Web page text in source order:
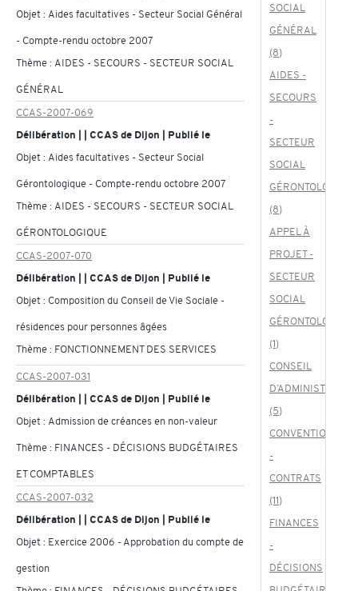
Objet : Aides facultatives - Secteur Social Général
- Compte-rendu octobre 2007
Thème : AIDES - SECOURS - SECTEUR SOCIAL
GÉNÉRAL
CCAS-2007-069
Délibération | | CCAS de Dijon | Publié le
Objet : Aides facultatives - Secteur Social
Gérontologique - Compte-rendu octobre 2007
Thème : AIDES - SECOURS - SECTEUR SOCIAL
GÉRONTOLOGIQUE
CCAS-2007-070
Délibération | | CCAS de Dijon | Publié le
Objet : Composition du Conseil de Vie Sociale -
résidences pour personnes âgées
Thème : FONCTIONNEMENT DES SERVICES
CCAS-2007-031
Délibération | | CCAS de Dijon | Publié le
Objet : Admission de créances en non-valeur
Thème : FINANCES - DÉCISIONS BUDGÉTAIRES
ET COMPTABLES
CCAS-2007-032
Délibération | | CCAS de Dijon | Publié le
Objet : Exercice 2006 - Approbation du compte de
gestion
SOCIAL
GÉNÉRAL
(8)
AIDES -
SECOURS
-
SECTEUR
SOCIAL
(8)
APPEL À
PROJET -
SECTEUR
SOCIAL
(1)
CONSEIL
(5)
CONVENTIONS
-
CONTRATS
(11)
FINANCES
-
DÉCISIONS